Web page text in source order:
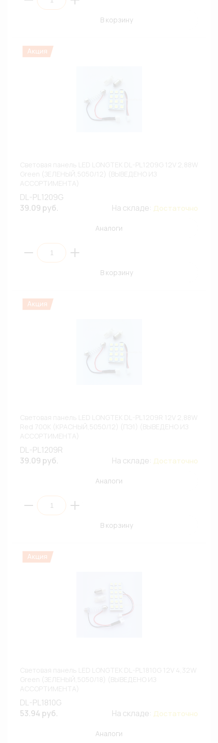
В корзину
DL-PL1209G
39.09 руб.
На складе: Достаточно
Аналоги
В корзину
DL-PL1209R
39.09 руб.
На складе: Достаточно
Аналоги
В корзину
DL-PL1810G
53.94 руб.
На складе: Достаточно
Аналоги